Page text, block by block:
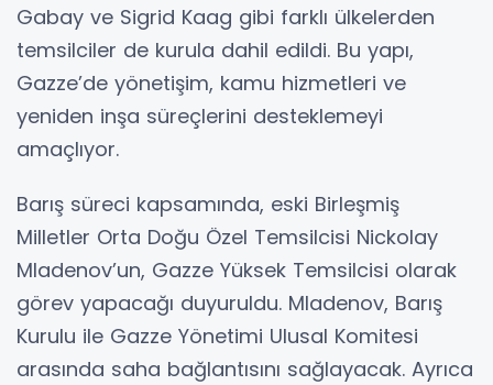
Gabay ve Sigrid Kaag gibi farklı ülkelerden
temsilciler de kurula dahil edildi. Bu yapı,
Gazze’de yönetişim, kamu hizmetleri ve
yeniden inşa süreçlerini desteklemeyi
amaçlıyor.
Barış süreci kapsamında, eski Birleşmiş
Milletler Orta Doğu Özel Temsilcisi Nickolay
Mladenov’un, Gazze Yüksek Temsilcisi olarak
görev yapacağı duyuruldu. Mladenov, Barış
Kurulu ile Gazze Yönetimi Ulusal Komitesi
arasında saha bağlantısını sağlayacak. Ayrıca